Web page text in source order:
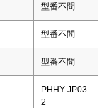
型番不問
型番不問
型番不問
PHHY-JP03
2